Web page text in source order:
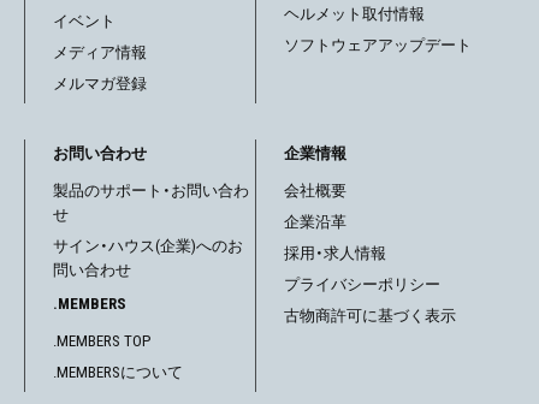
イベント
メディア情報
メルマガ登録
ヘルメット取付情報
ソフトウェアアップデート
お問い合わせ
製品のサポート・お問い合わ
せ
サイン・ハウス(企業)へのお
問い合わせ
.MEMBERS
.MEMBERS TOP
.MEMBERSについて
企業情報
会社概要
企業沿革
採用・求人情報
プライバシーポリシー
古物商許可に基づく表示